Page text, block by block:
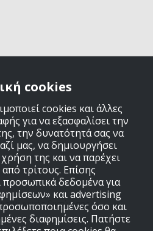
δικτύωσης
cookies
cookies και άλλες
για να εξασφαλίσει την
την δυνατότητά σας να
μας, να δημιουργήσει
χρήση της και να παρέχει
τρίτους. Επίσης
προσωπικά δεδομένα για
και advertising
όσο και
διαφημίσεις. Πατήστε